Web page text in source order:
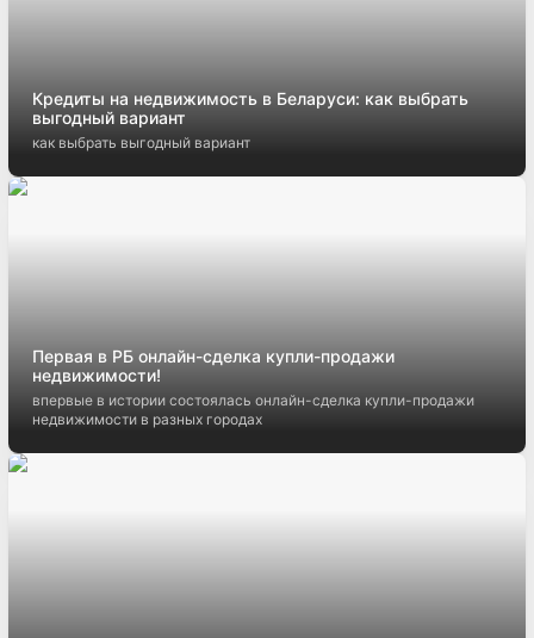
Кредиты на недвижимость в Беларуси: как выбрать
выгодный вариант
как выбрать выгодный вариант
Первая в РБ онлайн-сделка купли-продажи
недвижимости!
впервые в истории состоялась онлайн-сделка купли-продажи
недвижимости в разных городах